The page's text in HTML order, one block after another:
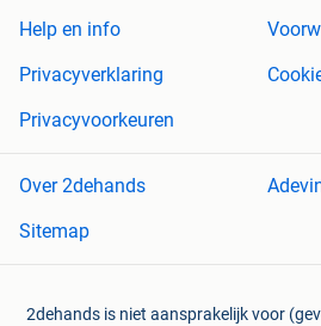
Help en info
Privacyverklaring
Privacyvoorkeuren
Over 2dehands
Sitemap
2dehands is niet aansprakelijk voor